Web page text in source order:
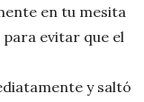
en tu mesita
para evitar que el
y saltó